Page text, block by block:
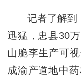
记者了解到，
迅猛，忠县30
山脆李生产可
成渝产道地中